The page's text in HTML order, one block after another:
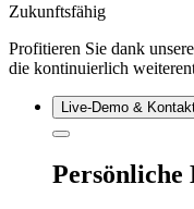
Zukunftsfähig
Profitieren Sie dank
die kontinuierlich
Live‑Demo &
Persönliche